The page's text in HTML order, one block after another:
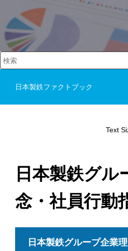
検索キーワード入力
日本製鉄ファクトブック
Text
日本製鉄グル
念・社員行動
日本製鉄グループ企業